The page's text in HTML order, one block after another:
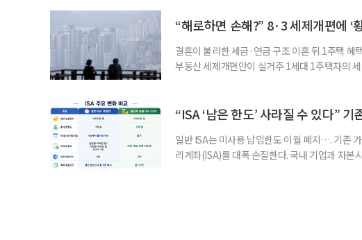
책본부(중대본) 2단계(심각)가 발령된 이후에도
“해로하면 손해?” 8·3 세제개편에 ‘
결혼이 불리한 세금·연금 구조 이혼 뒤 1주택 혜
부동산 세제개편안이 실거주 1세대 1주택자의
부가 각자 집 한 채씩을 보유하면 한 세대가 두 채
“ISA ‘남은 한도’ 사라질 수 있다” 기
일반 ISA는 미사용 납입한도 이월 폐지…. 기존
리계좌(ISA)를 대폭 손질한다. 국내 기업과 자본